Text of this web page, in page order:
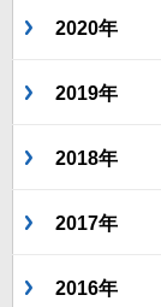
2020年
2019年
2018年
2017年
2016年